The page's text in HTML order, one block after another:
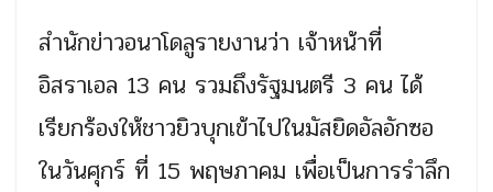
สำนักข่าวอนาโดลูรายงานว่า เจ้าหน้าที่
อิสราเอล 13 คน รวมถึงรัฐมนตรี 3 คน ได้
เรียกร้องให้ชาวยิวบุกเข้าไปในมัสยิดอัลอักซอ
ในวันศุกร์ ที่ 15 พฤษภาคม เพื่อเป็นการรำลึก